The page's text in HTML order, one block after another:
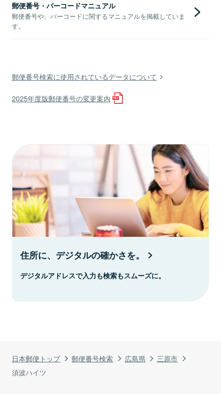
日本郵便トップ 郵便番号検索 広島県
三原市
須波ハイツ
郵便番号・バーコードマニュアル
郵便番号や、バーコードに関するマニュアルを掲載していま
す。
郵便番号検索に使用されているデータについて
2025年度版郵便番号の変更案内
住所に、デジタルの確かさを。
デジタルアドレスで入力も検索もスムーズに。